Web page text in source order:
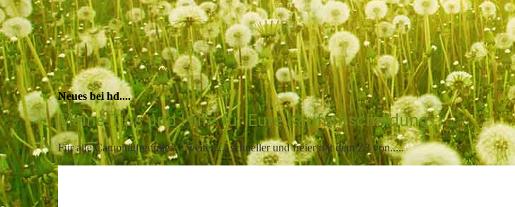
Neues bei hd....
Meine Tips und Hilfe für Eure Kaufentscheidung......
Für alle Campingfreunde..... weiter..... schneller und freier mit dem Z3 von.....